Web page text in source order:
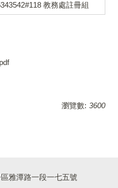
教務處註冊組
瀏覽數: 3600
雅潭路一段一七五號